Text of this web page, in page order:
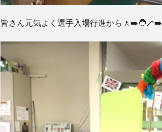
皆さん元気よく選手入場行進から🚶‍➡️🧑‍🦯‍➡️